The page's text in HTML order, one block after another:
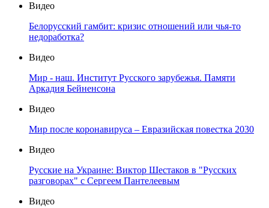
Видео
Белорусский гамбит: кризис отношений или чья-то
недоработка?
Видео
Мир - наш. Институт Русского зарубежья. Памяти
Аркадия Бейненсона
Видео
Мир после коронавируса – Евразийская повестка 2030
Видео
Русские на Украине: Виктор Шестаков в "Русских
разговорах" с Сергеем Пантелеевым
Видео